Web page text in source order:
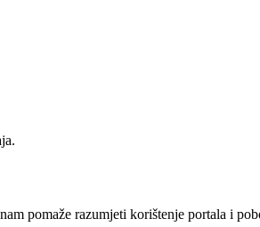
pomaže razumjeti korištenje portala i